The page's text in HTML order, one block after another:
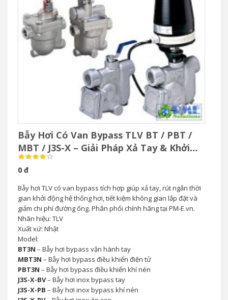
Bẫy Hơi Có Van Bypass TLV BT / PBT /
MBT / J3S-X – Giải Pháp Xả Tay & Khởi
Động Nhanh Hệ Thống Hơi
0 đ
Bẫy hơi TLV có van bypass tích hợp giúp xả tay, rút ngắn thời
gian khởi động hệ thống hơi, tiết kiệm không gian lắp đặt và
giảm chi phí đường ống. Phân phối chính hãng tại PM-E.vn.
Nhãn hiệu: TLV
Xuất xứ: Nhật
Model:
BT3N – Bẫy hơi bypass vận hành tay
MBT3N – Bẫy hơi bypass điều khiển điện tử
PBT3N – Bẫy hơi bypass điều khiển khí nén
J3S-X-BV– Bẫy hơi inox bypass tay
J3S-X-PB – Bẫy hơi inox bypass khí nén